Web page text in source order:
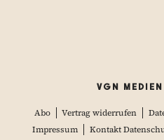
VGN
Abo Vertrag widerrufen
Impressum
Kontakt